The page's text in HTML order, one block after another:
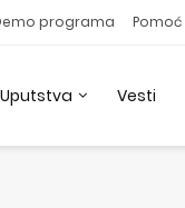
programa Pomoć
Uputstva Vesti